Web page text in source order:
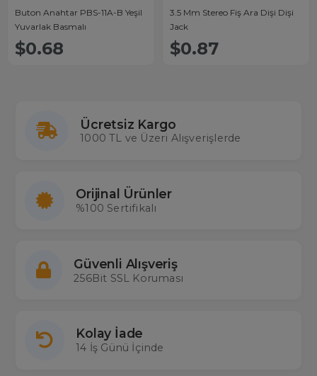
Buton Anahtar PBS-11A-B Yeşil
Yuvarlak Basmalı
$0.68
3.5 Mm Stereo Fiş Ara Dişi Dişi
Jack
$0.87
Ücretsiz Kargo
1000 TL ve Üzeri Alışverişlerde
Orijinal Ürünler
%100 Sertifikalı
Güvenli Alışveriş
256Bit SSL Koruması
Kolay İade
14 İş Günü İçinde